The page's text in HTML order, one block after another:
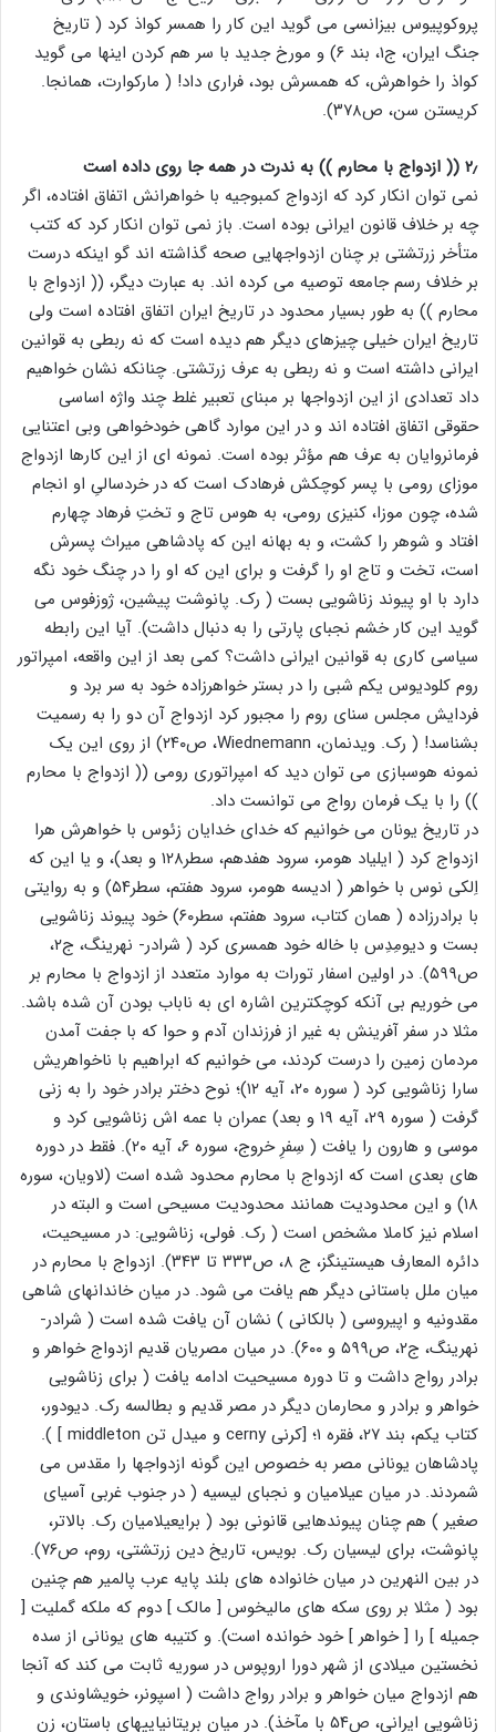
پروکوپیوس بیزانسی می گوید این کار را همسر کواذ کرد ( تاریخ
جنگ ایران، ج۱، بند ۶) و مورخ جدید با سر هم کردن اینها می گوید
کواذ را خواهرش، که همسرش بود، فراری داد! ( مارکوارت، همانجا.
کریستن سن، ص۳۷۸).
۲٫ (( ازدواج با محارم )) به ندرت در همه جا روی داده است
نمی توان انکار کرد که ازدواج کمبوجیه با خواهرانش اتفاق افتاده، اگر
چه بر خلاف قانون ایرانی بوده است. باز نمی توان انکار کرد که کتب
متأخر زرتشتی بر چنان ازدواجهایی صحه گذاشته اند گو اینکه درست
بر خلاف رسم جامعه توصیه می کرده اند. به عبارت دیگر، (( ازدواج با
محارم )) به طور بسیار محدود در تاریخ ایران اتفاق افتاده است ولی
تاریخ ایران خیلی چیزهای دیگر هم دیده است که نه ربطی به قوانین
ایرانی داشته است و نه ربطی به عرف زرتشتی. چنانکه نشان خواهیم
داد تعدادی از این ازدواجها بر مبنای تعبیر غلط چند واژه اساسی
حقوقی اتفاق افتاده اند و در این موارد گاهی خودخواهی وبی اعتنایی
فرمانروایان به عرف هم مؤثر بوده است. نمونه ای از این کارها ازدواج
موزای رومی با پسر کوچکش فرهادک است که در خردسالیِ او انجام
شده، چون موزا، کنیزی رومی، به هوس تاج و تختِ فرهاد چهارم
افتاد و شوهر را کشت، و به بهانه این که پادشاهی میراث پسرش
است، تخت و تاج او را گرفت و برای این که او را در چنگ خود نگه
دارد با او پیوند زناشویی بست ( رک. پانوشت پیشین، ژوزفوس می
گوید این کار خشم نجبای پارتی را به دنبال داشت). آیا این رابطه
سیاسی کاری به قوانین ایرانی داشت؟ کمی بعد از این واقعه، امپراتور
روم کلودیوس یکم شبی را در بستر خواهرزاده خود به سر برد و
فردایش مجلس سنای روم را مجبور کرد ازدواج آن دو را به رسمیت
بشناسد! ( رک. ویدنمان، Wiednemann، ص۲۴۰) از روی این یک
نمونه هوسبازی می توان دید که امپراتوری رومی (( ازدواج با محارم
)) را با یک فرمان رواج می توانست داد.
در تاریخ یونان می خوانیم که خدای خدایان زئوس با خواهرش هرا
ازدواج کرد ( ایلیاد هومر، سرود هفدهم، سطر۱۲۸ و بعد)، و یا این که
اِلکی نوس با خواهر ( ادیسه هومر، سرود هفتم، سطر۵۴) و به روایتی
با برادرزاده ( همان کتاب، سرود هفتم، سطر۶۰) خود پیوند زناشویی
بست و دیومِدِس با خاله خود همسری کرد ( شرادر- نهرینگ، ج۲،
ص۵۹۹). در اولین اسفار تورات به موارد متعدد از ازدواج با محارم بر
می خوریم بی آنکه کوچکترین اشاره ای به ناباب بودن آن شده باشد.
مثلا در سفر آفرینش به غیر از فرزندان آدم و حوا که با جفت آمدن
مردمان زمین را درست کردند، می خوانیم که ابراهیم با ناخواهریش
سارا زناشویی کرد ( سوره ۲۰، آیه ۱۲)؛ نوح دختر برادر خود را به زنی
گرفت ( سوره ۲۹، آیه ۱۹ و بعد) عمران با عمه اش زناشویی کرد و
موسی و هارون را یافت ( سِفرِ خروج، سوره ۶، آیه ۲۰). فقط در دوره
های بعدی است که ازدواج با محارم محدود شده است (لاویان، سوره
۱۸) و این محدودیت همانند محدودیت مسیحی است و البته در
اسلام نیز کاملا مشخص است ( رک. فولی، زناشویی: در مسیحیت،
دائره المعارف هیستینگز، ج ۸، ص۳۳۳ تا ۳۴۳). ازدواج با محارم در
میان ملل باستانی دیگر هم یافت می شود. در میان خاندانهای شاهی
مقدونیه و اپیروسی ( بالکانی ) نشان آن یافت شده است ( شرادر-
نهرینگ، ج۲، ص۵۹۹ و ۶۰۰). در میان مصریان قدیم ازدواج خواهر و
برادر رواج داشت و تا دوره مسیحیت ادامه یافت ( برای زناشویی
خواهر و برادر و محارمان دیگر در مصر قدیم و بطالسه رک. دیودور،
کتاب یکم، بند ۲۷، فقره ۱؛ [کرنی cerny و میدل تن middleton ] ).
پادشاهان یونانی مصر به خصوص این گونه ازدواجها را مقدس می
شمردند. در میان عیلامیان و نجبای لیسیه ( در جنوب غربی آسیای
صغیر ) هم چنان پیوندهایی قانونی بود ( برایعیلامیان رک. بالاتر،
پانوشت، برای لیسیان رک. بویس، تاریخ دین زرتشتی، روم، ص۷۶).
در بین النهرین در میان خانواده های بلند پایه عرب پالمیر هم چنین
بود ( مثلا بر روی سکه های مالیخوس [ مالک ] دوم که ملکه گملیت [
جمیله ] را [ خواهر ] خود خوانده است). و کتیبه های یونانی از سده
نخستین میلادی از شهر دورا اروپوس در سوریه ثابت می کند که آنجا
هم ازدواج میان خواهر و برادر رواج داشت ( اسپونر، خویشاوندی و
زناشویی ایرانی، ص۵۴ با مآخذ). در میان بریتانیاییهای باستان، زن